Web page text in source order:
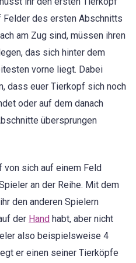
des ersten Abschnitts
am Zug sind, müssen ihren
das sich hinter dem
vorne liegt. Dabei
dass euer Tierkopf sich noch
oder auf dem danach
übersprungen
von sich auf einem Feld
an der Reihe. Mit dem
den anderen Spielern
der Hand habt, aber nicht
also beispielsweise 4
er einen seiner Tierköpfe